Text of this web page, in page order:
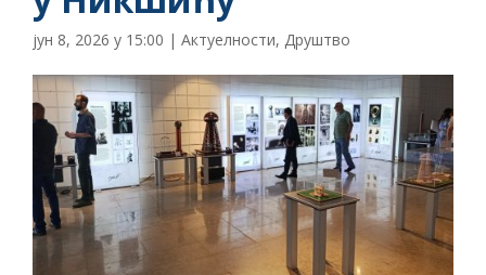
јун 8, 2026 у 15:00 | Актуелности, Друштво